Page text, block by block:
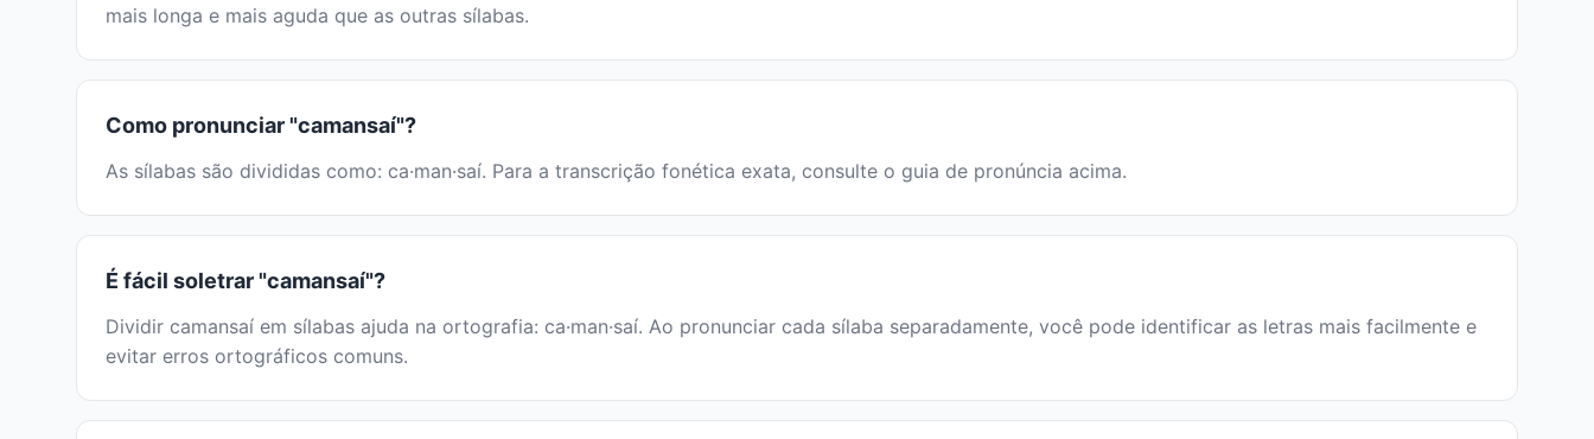
mais longa e mais aguda que as outras sílabas.
Como pronunciar "camansaí"?
As sílabas são divididas como: ca·man·saí. Para a transcrição fonética exata, consulte o guia de pronúncia acima.
É fácil soletrar "camansaí"?
Dividir camansaí em sílabas ajuda na ortografia: ca·man·saí. Ao pronunciar cada sílaba separadamente, você pode identificar as letras mais facilmente e
evitar erros ortográficos comuns.